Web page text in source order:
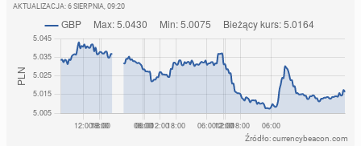
AKTUALIZACJA: 6 SIERPNIA, 09:20
Źródło: currencybeacon.com